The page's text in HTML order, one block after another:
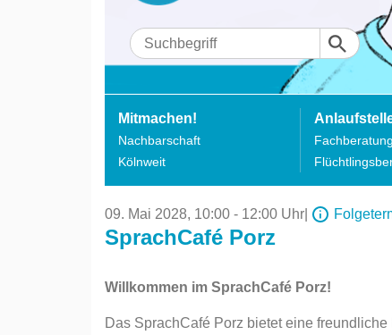
Mitmachen!
Nachbarschaft
Kölnweit
09. Mai 2028, 10:00 - 12:00 Uhr
SprachCafé Porz
Willkommen im SprachCafé Porz!
Das SprachCafé Porz bietet eine